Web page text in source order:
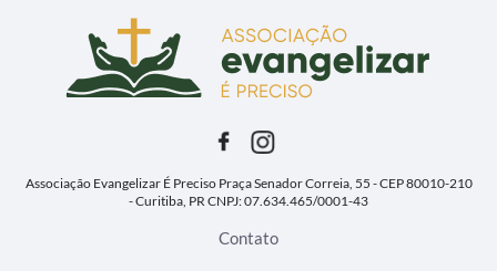
Associação Evangelizar É PrecisoPraça Senador Correia, 55 - CEP 80010-210
- Curitiba, PRCNPJ: 07.634.465/0001-43
Contato